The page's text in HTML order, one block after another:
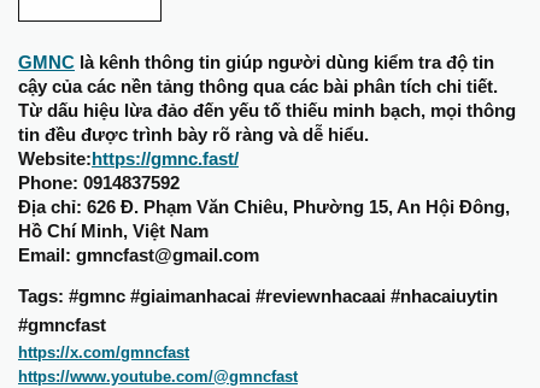
GMNC là kênh thông tin giúp người dùng kiểm tra độ tin
cậy của các nền tảng thông qua các bài phân tích chi tiết.
Từ dấu hiệu lừa đảo đến yếu tố thiếu minh bạch, mọi thông
tin đều được trình bày rõ ràng và dễ hiểu.
Website: https://gmnc.fast/
Phone: 0914837592
Địa chỉ: 626 Đ. Phạm Văn Chiêu, Phường 15, An Hội Đông,
Hồ Chí Minh, Việt Nam
Email: gmncfast@gmail.com
Tags: #gmnc #giaimanhacai #reviewnhacaai #nhacaiuytin
#gmncfast
https://x.com/gmncfast
https://www.youtube.com/@gmncfast